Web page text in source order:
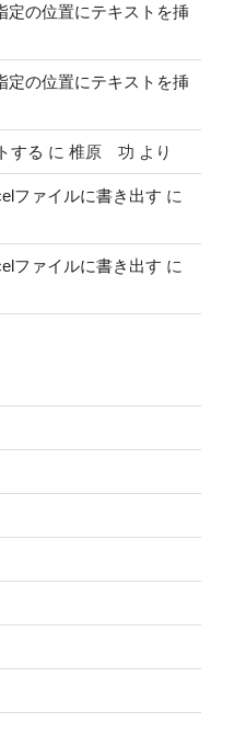
定の位置にテキストを挿
定の位置にテキストを挿
する に 椎原 功 より
ファイルに書き出す に
ファイルに書き出す に